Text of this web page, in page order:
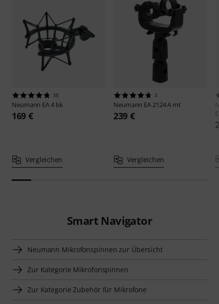
38
Neumann EA 4 bk
169 €
Vergleichen
3
Neumann EA 2124 A mt
239 €
Vergleichen
Smart Navigator
Neumann Mikrofonspinnen zur Übersicht
Zur Kategorie Mikrofonspinnen
Zur Kategorie Zubehör für Mikrofone